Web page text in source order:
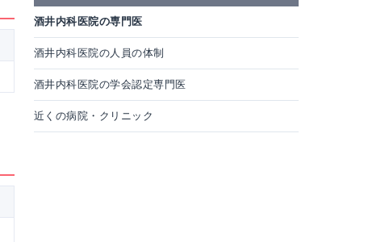
酒井内科医院の専門医
酒井内科医院の人員の体制
酒井内科医院の学会認定専門医
近くの病院・クリニック